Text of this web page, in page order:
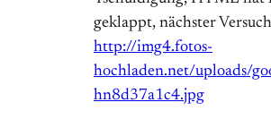
geklappt, nächster
http://img4.fotos-
hochladen.net/uploads/
hn8d37a1c4.jpg